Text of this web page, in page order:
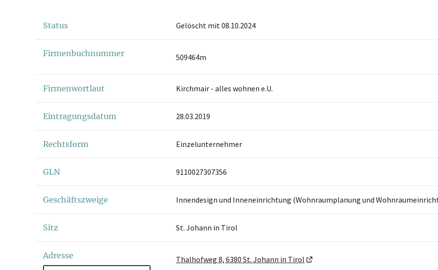
Status Gelöscht mit 08.10.2024
Firmenbuchnummer 509464m
Firmenwortlaut Kirchmair - alles wohnen e.U.
Eintragungsdatum 28.03.2019
Rechtsform Einzelunternehmer
GLN 9110027307356
Geschäftszweige Innendesign und Inneneinrichtung (Wohnraumplanung und
Sitz St. Johann in Tirol
Adresse Thalhofweg 8, 6380 St. Johann in Tirol